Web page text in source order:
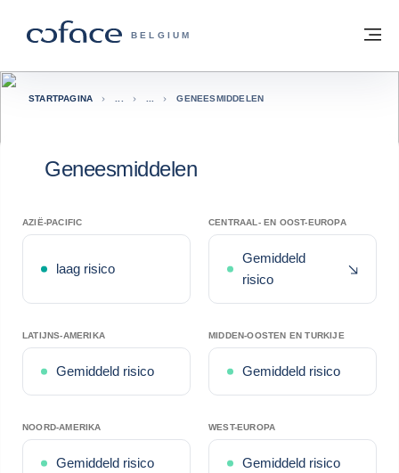
COFACE, FOR TRADE - GROEP
BELGIUM
Terug naar startpagina
STARTPAGINA GENEESMIDDELEN
Geneesmiddelen
AZIË-PACIFIC
laag risico
CENTRAAL- EN OOST-EUROPA
Gemiddeld
risico
LATIJNS-AMERIKA
Gemiddeld risico
MIDDEN-OOSTEN EN TURKIJE
Gemiddeld risico
NOORD-AMERIKA
Gemiddeld risico
WEST-EUROPA
Gemiddeld risico